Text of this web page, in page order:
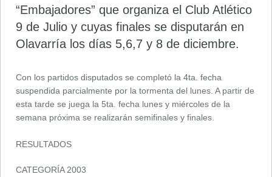
“Embajadores” que organiza el Club Atlético
9 de Julio y cuyas finales se disputarán en
Olavarría los días 5,6,7 y 8 de diciembre.
Con los partidos disputados se completó la 4ta. fecha
suspendida parcialmente por la tormenta del lunes. A partir de
esta tarde se juega la 5ta. fecha lunes y miércoles de la
semana próxima se realizarán semifinales y finales.
RESULTADOS
CATEGORÍA 2003